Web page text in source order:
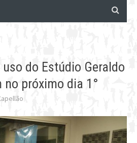
do Estúdio Geraldo
próximo dia 1°